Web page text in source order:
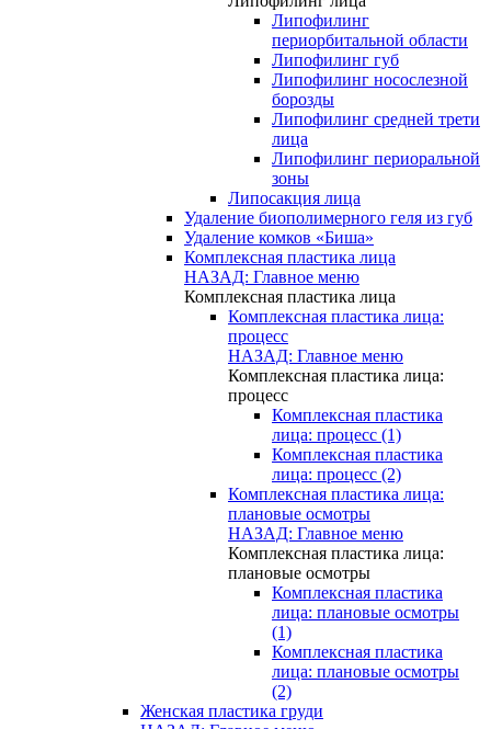
Липофилинг
периорбитальной области
Липофилинг губ
Липофилинг носослезной
борозды
Липофилинг средней трети
лица
Липофилинг периоральной
зоны
Липосакция лица
Удаление биополимерного геля из губ
Удаление комков «Биша»
Комплексная пластика лица
НАЗАД: Главное меню
Комплексная пластика лица
Комплексная пластика лица:
процесс
НАЗАД: Главное меню
Комплексная пластика лица:
процесс
Комплексная пластика
лица: процесс (1)
Комплексная пластика
лица: процесс (2)
Комплексная пластика лица:
плановые осмотры
НАЗАД: Главное меню
Комплексная пластика лица:
плановые осмотры
Комплексная пластика
лица: плановые осмотры
(1)
Комплексная пластика
лица: плановые осмотры
(2)
Женская пластика груди